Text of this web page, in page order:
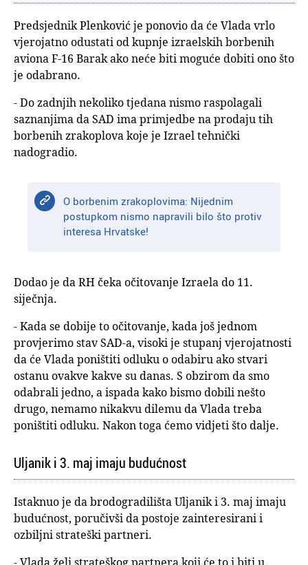
Predsjednik Plenković je ponovio da će Vlada vrlo
vjerojatno odustati od kupnje izraelskih borbenih
aviona F-16 Barak ako neće biti moguće dobiti ono što
je odabrano.
- Do zadnjih nekoliko tjedana nismo raspolagali
saznanjima da SAD ima primjedbe na prodaju tih
borbenih zrakoplova koje je Izrael tehnički
nadogradio.
O borbenim zrakoplovima: Nijednim
postupkom nismo napravili bilo što protiv
interesa Hrvatske!
Dodao je da RH čeka očitovanje Izraela do 11.
siječnja.
- Kada se dobije to očitovanje, kada još jednom
provjerimo stav SAD-a, visoki je stupanj vjerojatnosti
da će Vlada poništiti odluku o odabiru ako stvari
ostanu ovakve kakve su danas. S obzirom da smo
odabrali jedno, a ispada kako bismo dobili nešto
drugo, nemamo nikakvu dilemu da Vlada treba
poništiti odluku. Nakon toga ćemo vidjeti što dalje.
Uljanik i 3. maj imaju budućnost
Istaknuo je da brodogradilišta Uljanik i 3. maj imaju
budućnost, poručivši da postoje zainteresirani i
ozbiljni strateški partneri.